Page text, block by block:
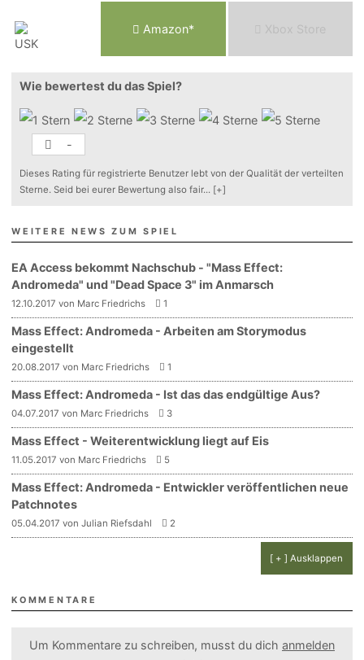
Amazon* Xbox Store
Wie bewertest du das Spiel?
-
Dieses Rating für registrierte Benutzer lebt von der Qualität der verteilten
Sterne. Seid bei eurer Bewertung also fair... [+]
WEITERE NEWS ZUM SPIEL
EA Access bekommt Nachschub - "Mass Effect:
Andromeda" und "Dead Space 3" im Anmarsch
12.10.2017 von Marc Friedrichs 1
Mass Effect: Andromeda - Arbeiten am Storymodus
eingestellt
20.08.2017 von Marc Friedrichs 1
Mass Effect: Andromeda - Ist das das endgültige Aus?
04.07.2017 von Marc Friedrichs 3
Mass Effect - Weiterentwicklung liegt auf Eis
11.05.2017 von Marc Friedrichs 5
Mass Effect: Andromeda - Entwickler veröffentlichen neue
Patchnotes
05.04.2017 von Julian Riefsdahl 2
[ + ] Ausklappen
KOMMENTARE
Um Kommentare zu schreiben, musst du dich anmelden